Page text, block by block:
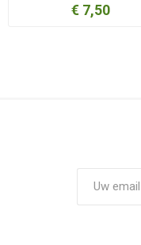
€ 7,50